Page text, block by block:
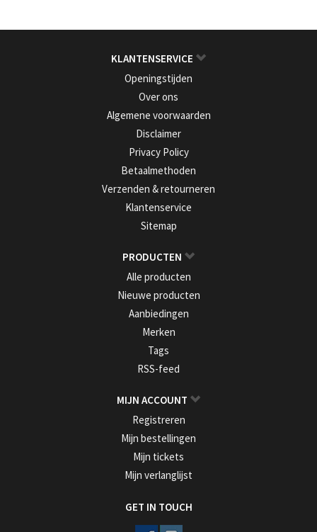
KLANTENSERVICE
Openingstijden
Over ons
Algemene voorwaarden
Disclaimer
Privacy Policy
Betaalmethoden
Verzenden & retourneren
Klantenservice
Sitemap
PRODUCTEN
Alle producten
Nieuwe producten
Aanbiedingen
Merken
Tags
RSS-feed
MIJN ACCOUNT
Registreren
Mijn bestellingen
Mijn tickets
Mijn verlanglijst
GET IN TOUCH